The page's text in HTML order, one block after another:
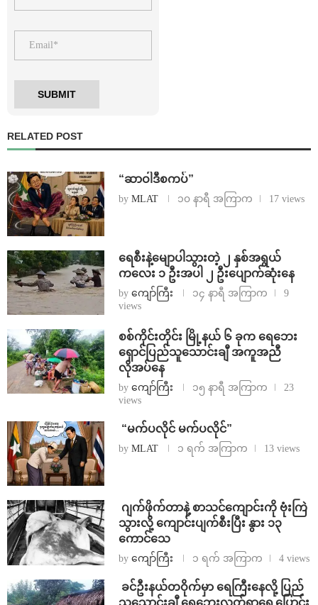
RELATED POST
“ဆာဝါဒီစကပ်”
by MLAT ၁၀ နာရီ အကြာက 17 views
ရေစီးနဲ့မျောပါသွားတဲ့ ၂ နှစ်အရွယ်
ကလေး ၁ ဦးအပါ ၂ ဦးပျောက်ဆုံးနေ
by ကျော်ကြီး ၁၄ နာရီ အကြာက
9
views
စစ်ကိုင်းတိုင်း မြို့နယ် ၆ ခုက ရေဘေး
ရှောင်ပြည်သူသောင်းချီ အကူအညီ
လိုအပ်နေ
by ကျော်ကြီး ၁၅ နာရီ အကြာက
23
views
⁨ ⁨“မက်ပလိုင် မက်ပလိုင်”
by MLAT ၁ ရက် အကြာက 13 views
⁨⁩ ⁨ဂျက်ဖိုက်တာနဲ့ စာသင်ကျောင်းကို ဗုံးကြဲ
သွားလို့ ကျောင်းပျက်စီးပြီး နွား ၁၃
ကောင်သေ
by ကျော်ကြီး ၁ ရက် အကြာက 4 views
⁩ ⁨ခင်ဦးနယ်တဝိုက်မှာ ရေကြီးနေလို့ ပြည်